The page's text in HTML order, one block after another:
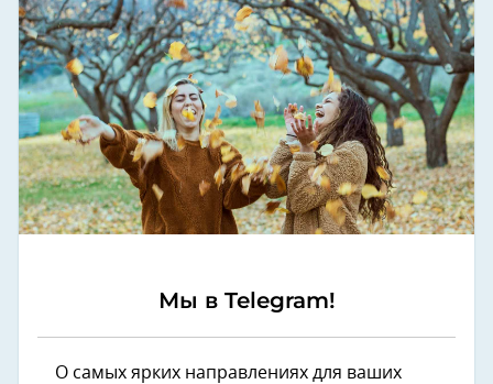
Мы в Telegram!
О самых ярких направлениях для ваших